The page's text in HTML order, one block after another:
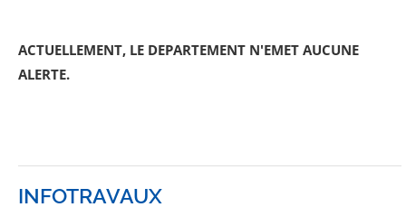
ACTUELLEMENT, LE DEPARTEMENT N'EMET AUCUNE
ALERTE.
INFOTRAVAUX